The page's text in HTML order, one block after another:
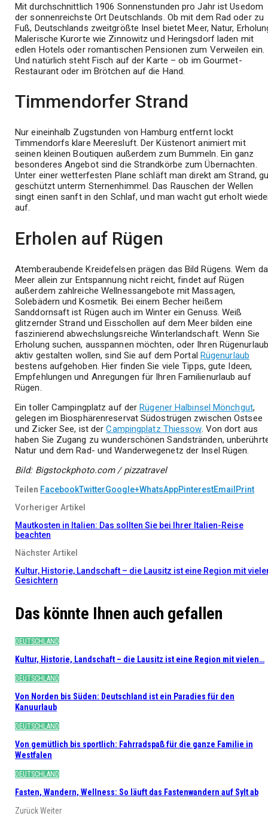
Mit durchschnittlich 1906 Sonnenstunden pro Jahr ist Usedom
der sonnenreichste Ort Deutschlands. Ob mit dem Rad oder zu
Fuß, Deutschlands zweitgrößte Insel bietet Meer, Natur,
Malerische Kurorte wie Zinnowitz und Heringsdorf laden mit
edlen Hotels oder romantischen Pensionen zum Verweilen ein.
Und natürlich steht Fisch auf der Karte – ob im Gourmet-
Restaurant oder im Brötchen auf die Hand.
Timmendorfer Strand
Nur eineinhalb Zugstunden von Hamburg entfernt lockt
Timmendorfs klare Meeresluft. Der Küstenort animiert mit
seinen kleinen Boutiquen außerdem zum Bummeln. Ein ganz
besonderes Angebot sind die Strandkörbe zum Übernachten.
Unter einer wetterfesten Plane schläft man direkt am Strand,
geschützt unterm Sternenhimmel. Das Rauschen der Wellen
singt einen sanft in den Schlaf, und man wacht gut erholt
auf.
Erholen auf Rügen
Atemberaubende Kreidefelsen prägen das Bild Rügens. Wem
Meer allein zur Entspannung nicht reicht, findet auf Rügen
außerdem zahlreiche Wellnessangebote mit Massagen,
Solebädern und Kosmetik. Bei einem Becher heißem
Sanddornsaft ist Rügen auch im Winter ein Genuss. Weiß
glitzernder Strand und Eisschollen auf dem Meer bilden eine
faszinierend abwechslungsreiche Winterlandschaft. Wenn Sie
Erholung suchen, ausspannen möchten, oder Ihren Rügenurlaub
aktiv gestalten wollen, sind Sie auf dem Portal Rügenurlaub
bestens aufgehoben. Hier finden Sie viele Tipps, gute Ideen,
Empfehlungen und Anregungen für Ihren Familienurlaub auf
Rügen.
Ein toller Campingplatz auf derRügener Halbinsel Mönchgut,
gelegen im Biosphärenreservat Südostrügen zwischen Ostsee
und Zicker See, ist derCampingplatz Thiessow. Von dort aus
haben Sie Zugang zu wunderschönen Sandstränden,
Natur und dem Rad- und Wanderwegenetz der Insel Rügen.
Bild: Bigstockphoto.com / pizzatravel
Teilen FacebookTwitterGoogle+WhatsAppPinterestEmail Print
Vorheriger Artikel
Mautkosten in Italien: Das sollten Sie bei Ihrer Italien-Reise
beachten
Nächster Artikel
Kultur, Historie, Landschaft – die Lausitz ist eine Region mit
Gesichtern
Das könnte Ihnen auch gefallen
DEUTSCHLAND
Kultur, Historie, Landschaft – die Lausitz ist eine Region mit vielen…
DEUTSCHLAND
Von Norden bis Süden: Deutschland ist ein Paradies für den
Kanuurlaub
DEUTSCHLAND
Von gemütlich bis sportlich: Fahrradspaß für die ganze Familie in
Westfalen
DEUTSCHLAND
Fasten, Wandern, Wellness: So läuft das Fastenwandern auf Sylt ab
ZurückWeiter